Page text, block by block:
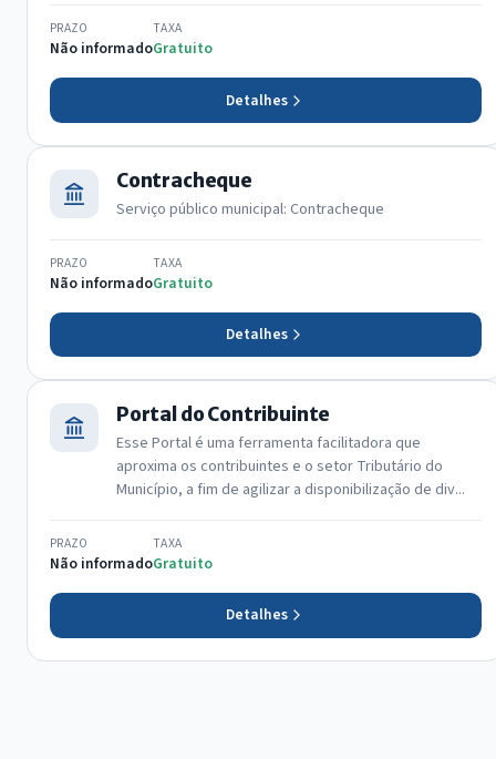
PRAZO
Não informado
TAXA
Gratuito
Detalhes
Contracheque
Serviço público municipal: Contracheque
PRAZO
Não informado
TAXA
Gratuito
Detalhes
Portal do Contribuinte
Esse Portal é uma ferramenta facilitadora que
aproxima os contribuintes e o setor Tributário do
Município, a fim de agilizar a disponibilização de div...
PRAZO
Não informado
TAXA
Gratuito
Detalhes